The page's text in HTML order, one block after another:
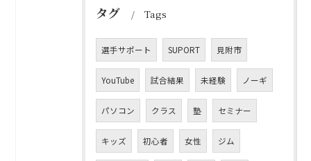
タグ Tags
選手サポート SUPORT 見附市
YouTube 試合結果 未経験 ノーギ
パソコン クラス 塾 セミナー
キッズ 初心者 女性 ジム